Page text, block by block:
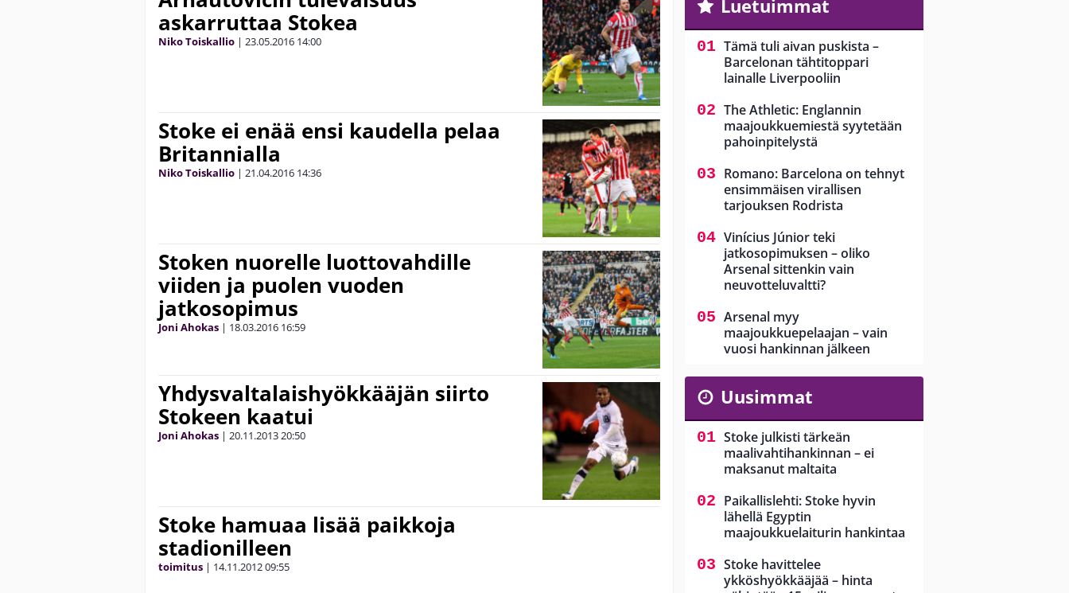
askarruttaa Stokea
Niko Toiskallio | 23.05.2016 14:00
Stoke ei enää ensi kaudella pelaa
Britannialla
Niko Toiskallio | 21.04.2016 14:36
Stoken nuorelle luottovahdille
viiden ja puolen vuoden
jatkosopimus
Joni Ahokas | 18.03.2016 16:59
Yhdysvaltalaishyökkääjän siirto
Stokeen kaatui
Joni Ahokas | 20.11.201320:50
Stoke hamuaa lisää paikkoja
stadionilleen
toimitus | 14.11.201209:55
Luetuimmat
Tämä tuli aivan puskista –
Barcelonan tähtitoppari
lainalle Liverpooliin
The Athletic: Englannin
maajoukkuemiestä syytetään
pahoinpitelystä
Romano: Barcelona on tehnyt
ensimmäisen virallisen
tarjouksen Rodrista
Vinícius Júnior teki
jatkosopimuksen – oliko
Arsenal sittenkin vain
neuvotteluvaltti?
Arsenal myy
maajoukkuepelaajan – vain
vuosi hankinnan jälkeen
Uusimmat
Stoke julkisti tärkeän
maalivahtihankinnan – ei
maksanut maltaita
Paikallislehti: Stoke hyvin
lähellä Egyptin
maajoukkuelaiturin hankintaa
Stoke havittelee
ykköshyökkääjää – hinta